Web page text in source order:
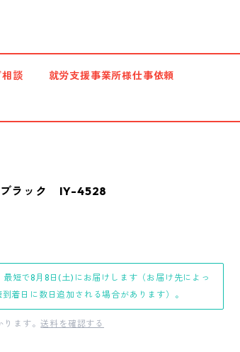
談 就労支援事業所様仕事依頼
ラック IY-4528
短で8月8日(土)にお届けします（お届け先によっ
着日に数日追加される場合があります）。
ります。送料を確認する